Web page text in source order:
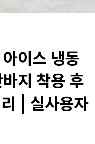
이스 냉동
지 착용 후
| 실사용자